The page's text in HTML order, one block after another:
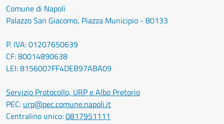
Comune di Napoli
Palazzo San Giacomo, Piazza Municipio - 80133
P. IVA: 01207650639
CF: 80014890638
LEI: 8156007FF4DEB97ABA09
Servizio Protocollo, URP e Albo Pretorio
PEC: urp@pec.comune.napoli.it
Centralino unico:0817951111